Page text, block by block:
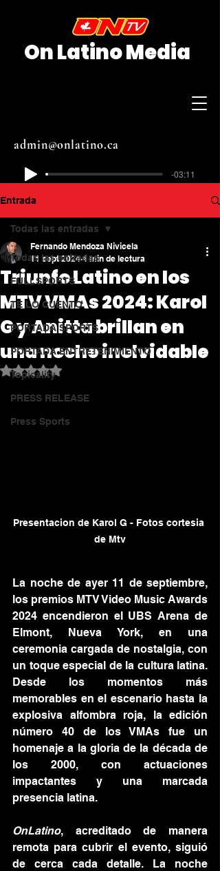
On Latino Media
admin@onlatino.ca
-03:11
Entrada
Todas las entradas
FULLSPORTS
TE LO CUENTO
PORTADA SPORTS
PORTADA ENTRETENIMIENTO
Topicality
PRESS RELEASE
Press Sports
Todas las entradas
Triunfo Latino en los
MTV VMAs 2024: Karol
G y Anitta brillan en
una noche inolvidable
Fernando Mendoza Nivicela
11 sept 2024 4 min de lectura
Obtuvo NaN de 5 estrellas.
Presentacion de Karol G - Fotos cortesia
de Mtv
La noche de ayer 11 de septiembre,
los premios MTV Video Music Awards
2024 encendieron el UBS Arena de
Elmont, Nueva York, en una
ceremonia cargada de nostalgia, con
un toque especial de la cultura latina.
Desde los momentos más
memorables en el escenario hasta la
explosiva alfombra roja, la edición
número 40 de los VMAs fue un
homenaje a la gloria de la década de
los 2000, con actuaciones
impactantes y una marcada
presencia latina.
OnLatino, acreditado de manera
remota para cubrir el evento, siguió
de cerca cada detalle. La noche